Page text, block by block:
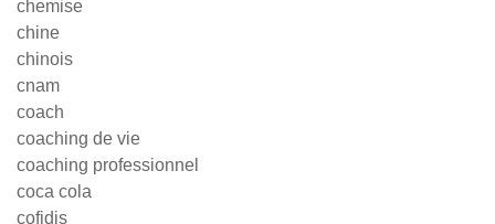
chemise
chine
chinois
cnam
coach
coaching de vie
coaching professionnel
coca cola
cofidis